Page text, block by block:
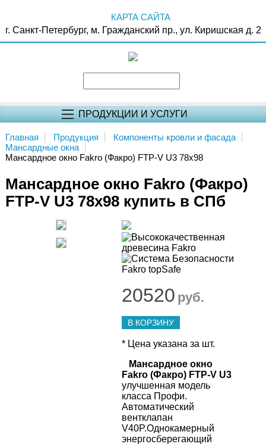
КАРТА САЙТА
г. Санкт-Петербург, м. Гражданский пр., ул. Киришская д. 2
ПРОДУКЦИИ И УСЛУГИ
Главная Продукция
Компоненты кровли и фасада
Мансардные окна
Мансардное окно Fakro (Факро) FTP-V U3 78х98
Мансардное окно Fakro (Факро)
FTP-V U3 78х98 купить в СПб
20520 руб.
В КОРЗИНУ
* Цена указана за шт.
Мансардное окно
Fakro (Факро) FTP-V U3
улучшенная модель
класса Профи.
Автоматический
вентклапан
V40P.Однокамерный
энергосберегающий